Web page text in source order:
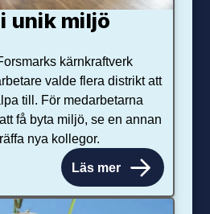
unik miljö
kärnkraftverk
valde flera distrikt att
till. För medarbetarna
få byta miljö, se en annan
nya kollegor.
Läs mer